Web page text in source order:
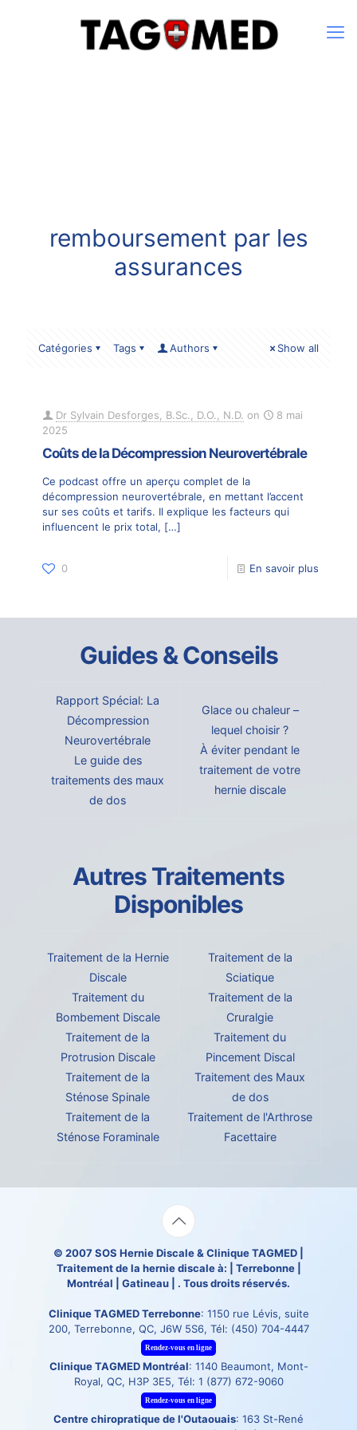
remboursement par les
assurances
Catégories Tags Authors Show all
Dr Sylvain Desforges, B.Sc., D.O., N.D. on
8 mai
2025
Coûts de la Décompression Neurovertébrale
Ce podcast offre un aperçu complet de la
décompression neurovertébrale, en mettant l’accent
sur ses coûts et tarifs. Il explique les facteurs qui
influencent le prix total, […]
0 En savoir plus
Guides & Conseils
Rapport Spécial: La
Décompression
Neurovertébrale
Le guide des
traitements des maux
de dos
Glace ou chaleur –
lequel choisir ?
À éviter pendant le
traitement de votre
hernie discale
Autres Traitements
Disponibles
Traitement de la Hernie
Discale
Traitement du
Bombement Discale
Traitement de la
Protrusion Discale
Traitement de la
Sténose Spinale
Traitement de la
Sténose Foraminale
Traitement de la
Sciatique
Traitement de la
Cruralgie
Traitement du
Pincement Discal
Traitement des Maux
de dos
Traitement de l'Arthrose
Facettaire
© 2007SOS Hernie Discale& Clinique TAGMED
Traitement de la hernie discale à: | Terrebonne |
Montréal | Gatineau | . Tous droits réservés.
Clinique TAGMED Terrebonne: 1150 rue Lévis, suite
200, Terrebonne, QC, J6W 5S6, Tél: (450) 704-4447
Rendez-vous en ligne
Clinique TAGMED Montréal: 1140 Beaumont, Mont-
Royal, QC, H3P 3E5, Tél: 1 (877) 672-9060
Rendez-vous en ligne
Centre chiropratique de l'Outaouais: 163 St-René